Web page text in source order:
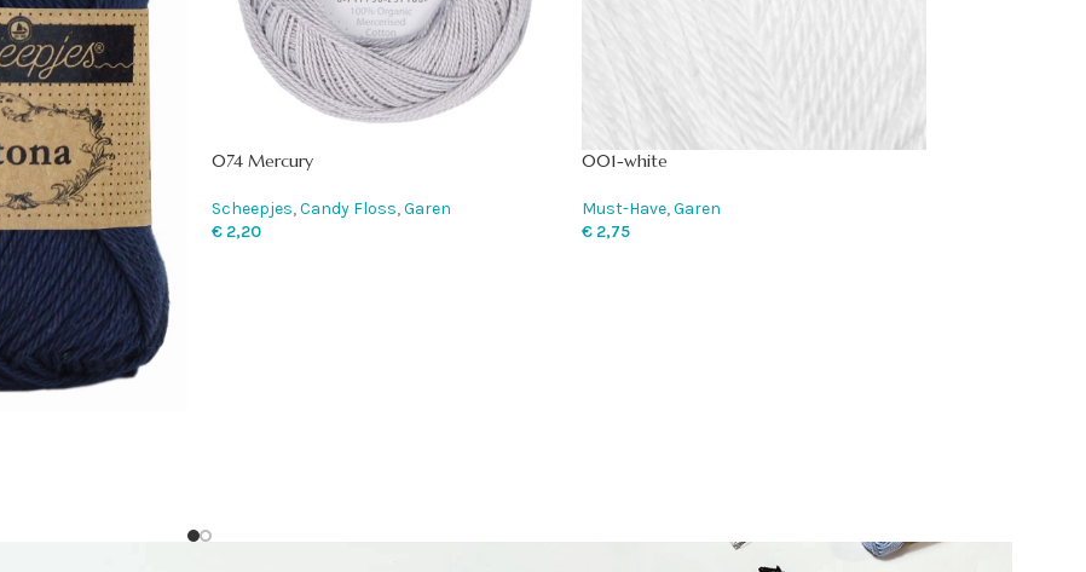
074 Mercury
Scheepjes,Candy Floss,Garen
€ 2,20
001-white
Must-Have, Garen
€2,75